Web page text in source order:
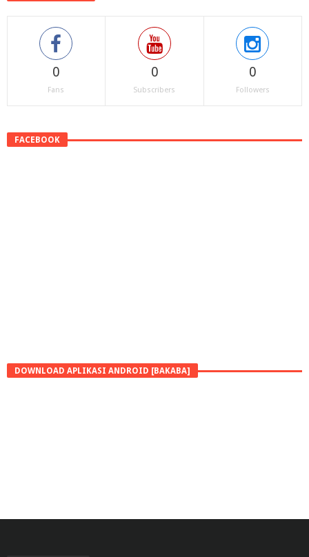
0
Fans
0
Subscribers
0
Followers
FACEBOOK
DOWNLOAD APLIKASI ANDROID [BAKABA]